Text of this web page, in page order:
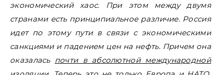
экономический хаос. При этом между двумя
странами есть принципиальное различие. Россия
идет по этому пути в связи с экономическими
санкциями и падением цен на нефть. Причем она
оказалась почти в абсолютной международной